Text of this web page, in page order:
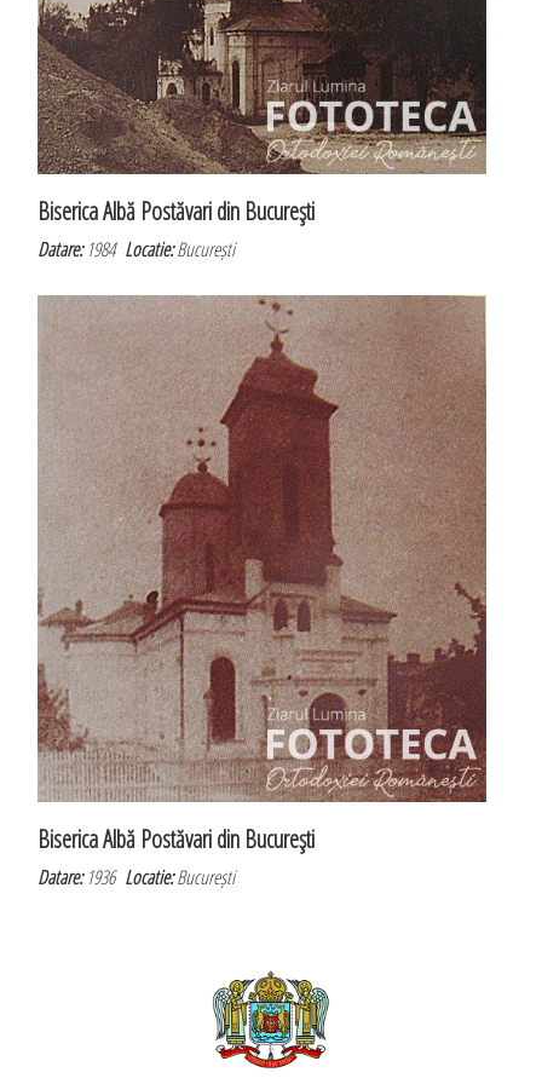
Biserica Albă Postăvari din Bucureşti
Datare:1984Locatie:București
Biserica Albă Postăvari din Bucureşti
Datare:1936Locatie:București